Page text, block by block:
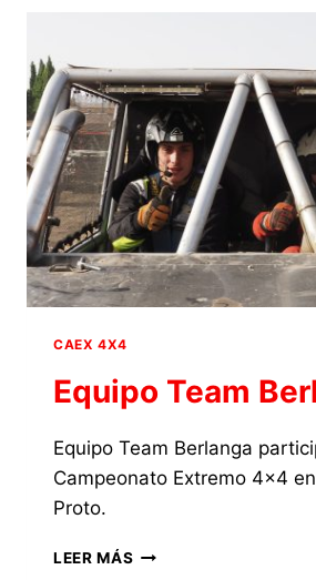
CAEX 4X4
Equipo Team
Equipo Team Berlanga
Campeonato Extremo 4×4
Proto.
LEER MÁS EQUIPO